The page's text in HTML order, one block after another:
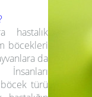
hastalık
böcekleri
da
türü